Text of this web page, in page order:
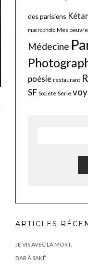
des parisiens
macrophoto Mes
Médecine
poésie restaurant
SF Société Série
ARTICLES
JE VIS AVEC LA MORT.
BAR À SAKÉ